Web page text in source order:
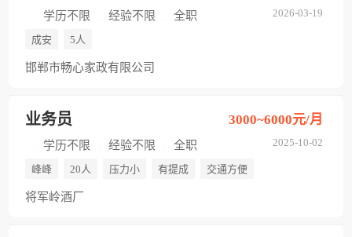
2026-03-19
学历不限 经验不限 全职
成安 5人
邯郸市畅心家政有限公司
业务员
2025-10-02
3000~6000元/月
学历不限 经验不限 全职
峰峰 20人 压力小 有提成 交通方便
将军岭酒厂